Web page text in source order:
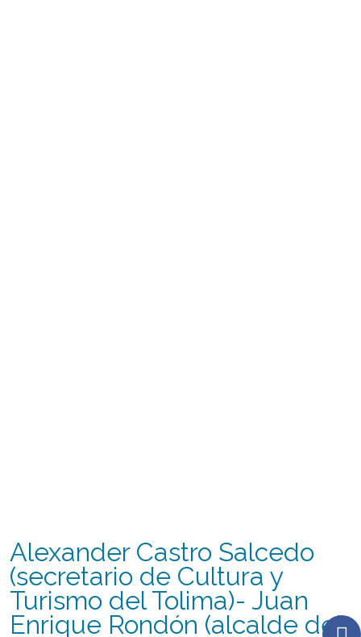
Alexander Castro Salcedo
(secretario de Cultura y
Turismo del Tolima)- Juan
Enrique Rondón (alcalde del